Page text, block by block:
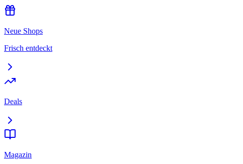
Neue Shops
Frisch entdeckt
Deals
Magazin